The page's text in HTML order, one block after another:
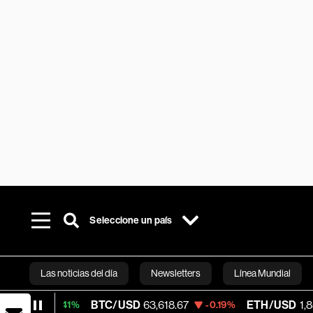
Seleccione un país
Las noticias del día Newsletters Línea Mundial
Bloomberg
BTC/USD 63,618.67 -0.19% ETH/USD 1,857.935